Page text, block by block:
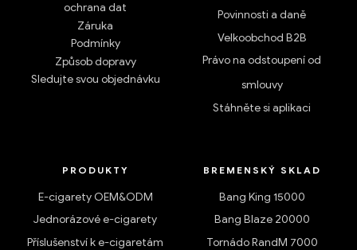
ochrana dat
Záruka
Podmínky
Způsob dopravy
Sledujte svou objednávku
Povinnosti a daně
Velkoobchod B2B
Právo na odstoupení od
smlouvy
Stáhněte si aplikaci
PRODUKTY
E-cigarety OEM&ODM
Jednorázové e-cigarety
Příslušenství k e-cigaretám
BREMENSKÝ SKLAD
Bang King 15000
Bang Blaze 20000
Tornádo RandM 7000